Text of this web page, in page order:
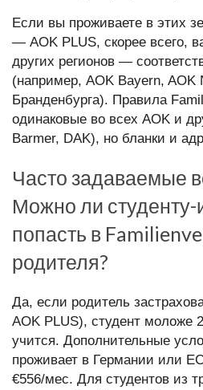
Если вы проживаете в этих
— AOK PLUS, скорее всего,
других регионов —
(например, AOK Bayern, AOK
Бранденбурга). Правила
одинаковые во всех AOK и
Barmer, DAK), но бланки и
Часто задаваемые
Можно ли студенту-
попасть в
родителя?
Да, если родитель
AOK PLUS), студент моложе
учится. Дополнительные
проживает в Германии или
€556/мес. Для студентов из